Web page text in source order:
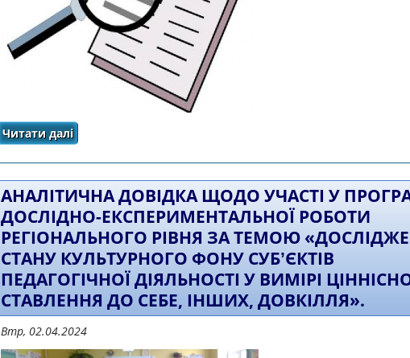
Читати даліпро ЗВІТ З ДОСЛІДНО-ЕКСПЕРИМЕНТАЛЬНОЇ РОБОТИ
АНАЛІТИЧНА ДОВІДКА ЩОДО УЧАСТІ У
ДОСЛІДНО-ЕКСПЕРИМЕНТАЛЬНОЇ РОБОТИ
РЕГІОНАЛЬНОГО РІВНЯ ЗА ТЕМОЮ
СТАНУ КУЛЬТУРНОГО ФОНУ СУБʼЄКТІВ
ПЕДАГОГІЧНОЇ ДІЯЛЬНОСТІ У ВИМІРІ
СТАВЛЕННЯ ДО СЕБЕ, ІНШИХ, ДОВКІЛЛЯ».
Втр, 02.04.2024